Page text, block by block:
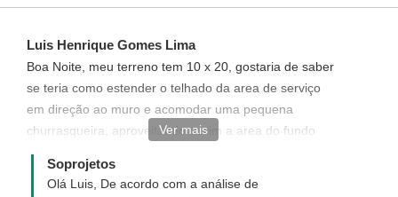
funciona, quais os custos e como adquirir
Luis Henrique Gomes Lima
Boa Noite, meu terreno tem 10 x 20, gostaria de saber
se teria como estender o telhado da area de serviço
em direção ao muro e acomodar uma pequena
churrasqueira, aproveitando assim a area do fundo
como area de lazer
Ver mais
Soprojetos
Olá Luis, De acordo com a análise de